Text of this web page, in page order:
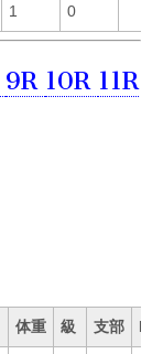
1 0
9R 10R 11R
体重 級 支部 Mo